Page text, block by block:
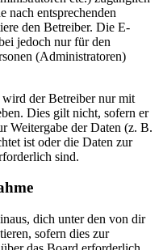
nach entsprechenden
den Betreiber. Die E-
jedoch nur für den
(Administratoren)
wird der Betreiber nur mit
Dies gilt nicht, sofern er
Weitergabe der Daten (z. B.
ist oder die Daten zur
sind.
dich unter den von dir
sofern dies zur